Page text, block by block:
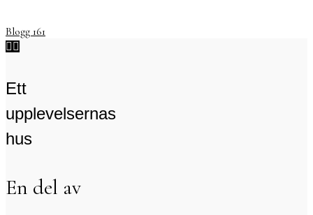
Blogg 161
 
Ett
upplevelsernas
hus
En del av